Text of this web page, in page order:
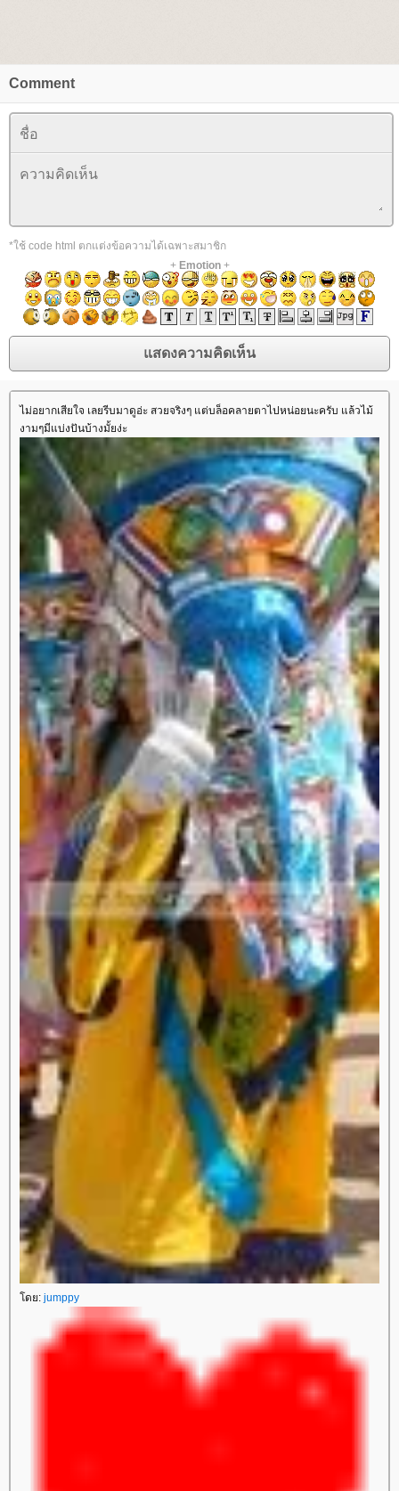
Comment
*ใช้ code html ตกแต่งข้อความได้เฉพาะสมาชิก
+ Emotion+
ไม่อยากเสียใจ เลยรีบมาดูอ่ะ สวยจริงๆ แต่บล็อคลายตาไปหน่อยนะครับ แล้วไม้
งามๆมีแบ่งปันบ้างมั้ยง่ะ
ดย: jumppy